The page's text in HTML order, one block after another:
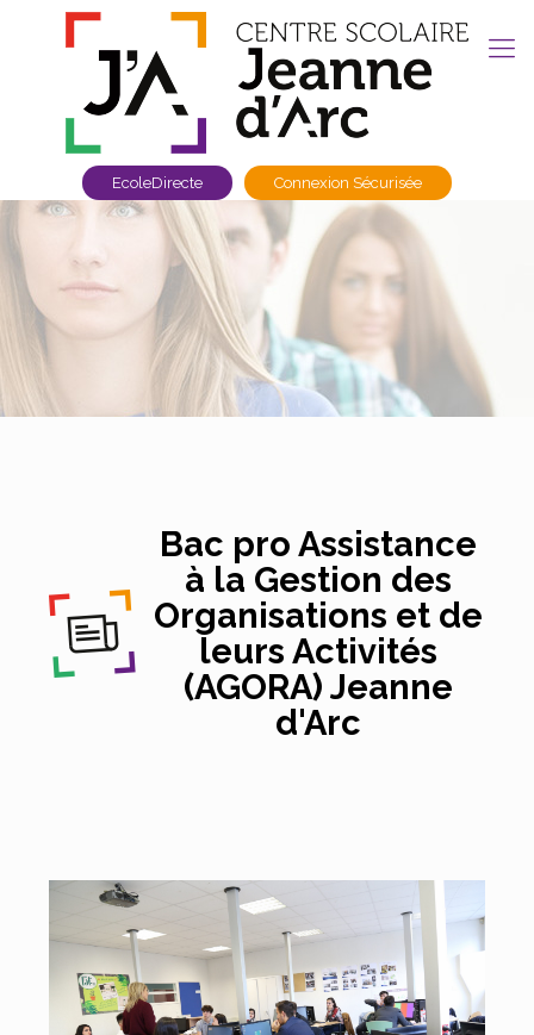
Connexion Sécurisée
EcoleDirecte
Bac pro Assistance
à la Gestion des
Organisations et de
leurs Activités
(AGORA) Jeanne
d'Arc